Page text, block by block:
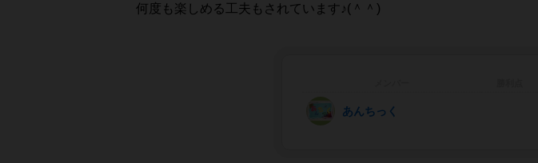
何度も楽しめる工夫もされています♪(＾＾)
あんちっく